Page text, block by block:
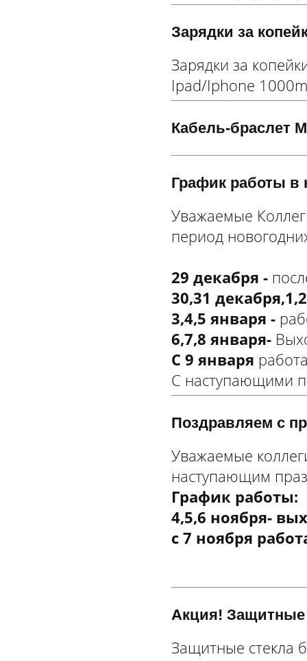
Зарядки за
Зарядки за
Ipad/Iphone
Кабель-браслет
График работы в
Уважаемые
период
29 декабря -
30,31
3,4,5 января -
6,7,8 января-
С 9 января
С наступающими
Поздравляем с
Уважаемые
наступающим
График работы:
4,5,6 ноября-
с 7 ноября
Акция! Защитные
Защитные стекла